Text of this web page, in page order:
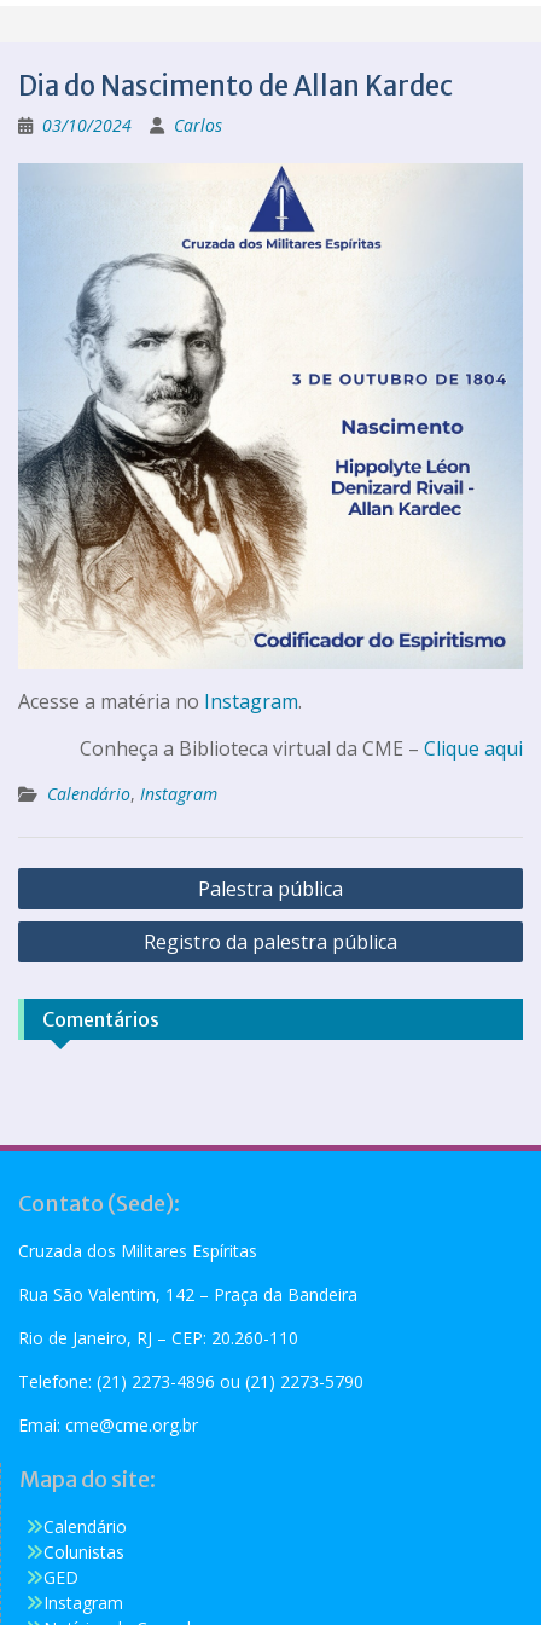
Dia do Nascimento de Allan Kardec
03/10/2024 Carlos
Acesse a matéria no Instagram.
Conheça a Biblioteca virtual da CME – Clique aqui
Calendário, Instagram
Palestra pública
Registro da palestra pública
Comentários
Contato (Sede):
Cruzada dos Militares Espíritas
Rua São Valentim, 142 – Praça da Bandeira
Rio de Janeiro, RJ – CEP: 20.260-110
Telefone: (21) 2273-4896 ou (21) 2273-5790
Emai: cme@cme.org.br
Mapa do site:
Calendário
Colunistas
GED
Instagram